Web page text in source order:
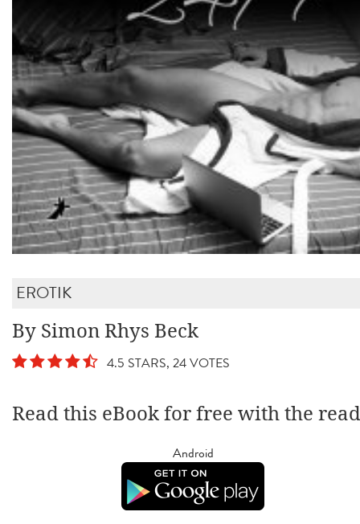
EROTIK
By Simon Rhys Beck
4.5 STARS, 24 VOTES
Read this eBook for free with the
Android